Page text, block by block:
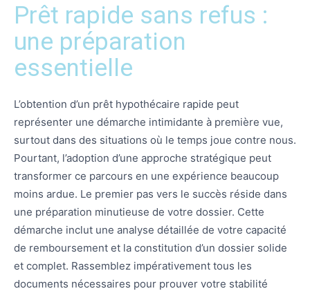
Prêt rapide sans refus :
une préparation
essentielle
L’obtention d’un prêt hypothécaire rapide peut
représenter une démarche intimidante à première vue,
surtout dans des situations où le temps joue contre nous.
Pourtant, l’adoption d’une approche stratégique peut
transformer ce parcours en une expérience beaucoup
moins ardue. Le premier pas vers le succès réside dans
une préparation minutieuse de votre dossier. Cette
démarche inclut une analyse détaillée de votre capacité
de remboursement et la constitution d’un dossier solide
et complet. Rassemblez impérativement tous les
documents nécessaires pour prouver votre stabilité